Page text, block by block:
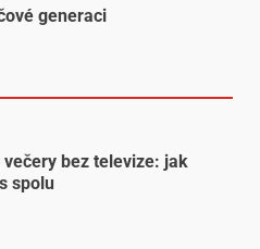
generaci
večery bez televize: jak
spolu